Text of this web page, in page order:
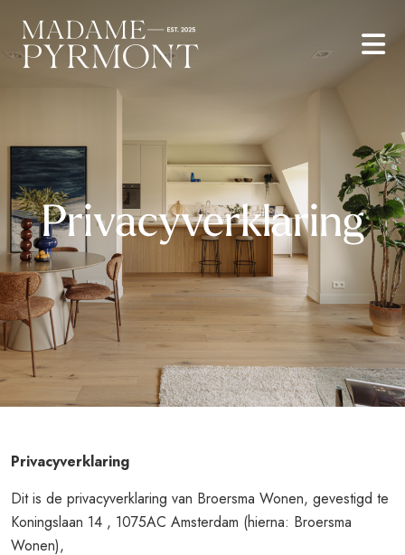
Privacyverklaring
Privacyverklaring
Dit is de privacyverklaring van Broersma Wonen, gevestigd te
Koningslaan 14 , 1075AC Amsterdam (hierna: Broersma
Wonen),